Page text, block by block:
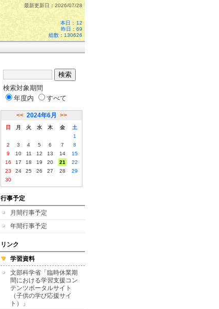
最新更新日：2026/07/28
本日： 12
昨日：69
総数：130626
検索対象期間
年度内
すべて
<< 2024年6月 >>
日 月 火 水 木 金
土
1
2
3 4 5 6 7
8
9
10 11 12 13 14
15
16
17 18 19 20 21
22
23
24 25 26 27 28
29
30
行事予定
月間行事予定
年間行事予定
リンク
学習資料
文部科学省「臨時休業期
間における学習支援コン
テンツポータルサイト
（子供の学び応援サイ
ト）」